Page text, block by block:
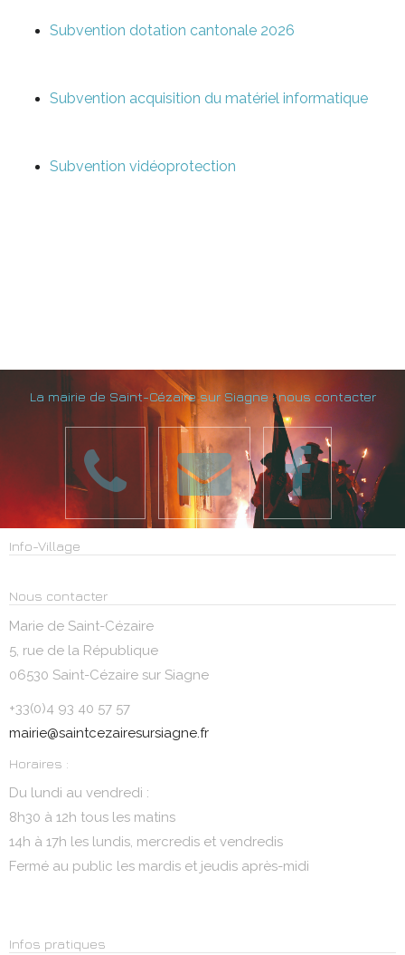
Subvention dotation cantonale 2026
Subvention acquisition du matériel informatique
Subvention vidéoprotection
La mairie de Saint-Cézaire sur Siagne : nous contacter
Info-Village
Nous contacter
Marie de Saint-Cézaire
5, rue de la République
06530 Saint-Cézaire sur Siagne
+33(0)4 93 40 57 57
mairie@saintcezairesursiagne.fr
Horaires :
Du lundi au vendredi :
8h30 à 12h tous les matins
14h à 17h les lundis, mercredis et vendredis
Fermé au public les mardis et jeudis après-midi
Infos pratiques